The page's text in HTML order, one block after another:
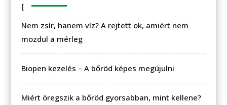
Nem zsír, hanem víz? A rejtett ok, amiért nem
mozdul a mérleg
Biopen kezelés – A bőröd képes megújulni
Miért öregszik a bőröd gyorsabban, mint kellene?